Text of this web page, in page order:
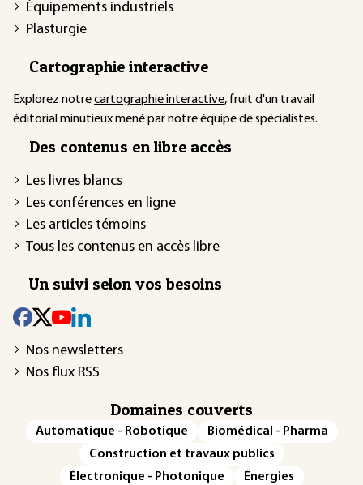
Équipements industriels
Plasturgie
Cartographie interactive
Explorez notrecartographie interactive, fruit d'un travail
éditorial minutieux mené par notre équipe de spécialistes.
Des contenus en libre accès
Les livres blancs
Les conférences en ligne
Les articles témoins
Tous les contenus en accès libre
Un suivi selon vos besoins
Nos newsletters
Nos flux RSS
Domaines couverts
Automatique - Robotique
Biomédical - Pharma
Construction et travaux publics
Électronique - Photonique
Énergies